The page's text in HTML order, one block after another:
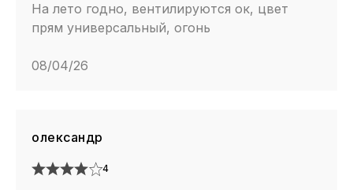
На лето годно, вентилируются ок, цвет
прям универсальный, огонь
08/04/26
олександр
4